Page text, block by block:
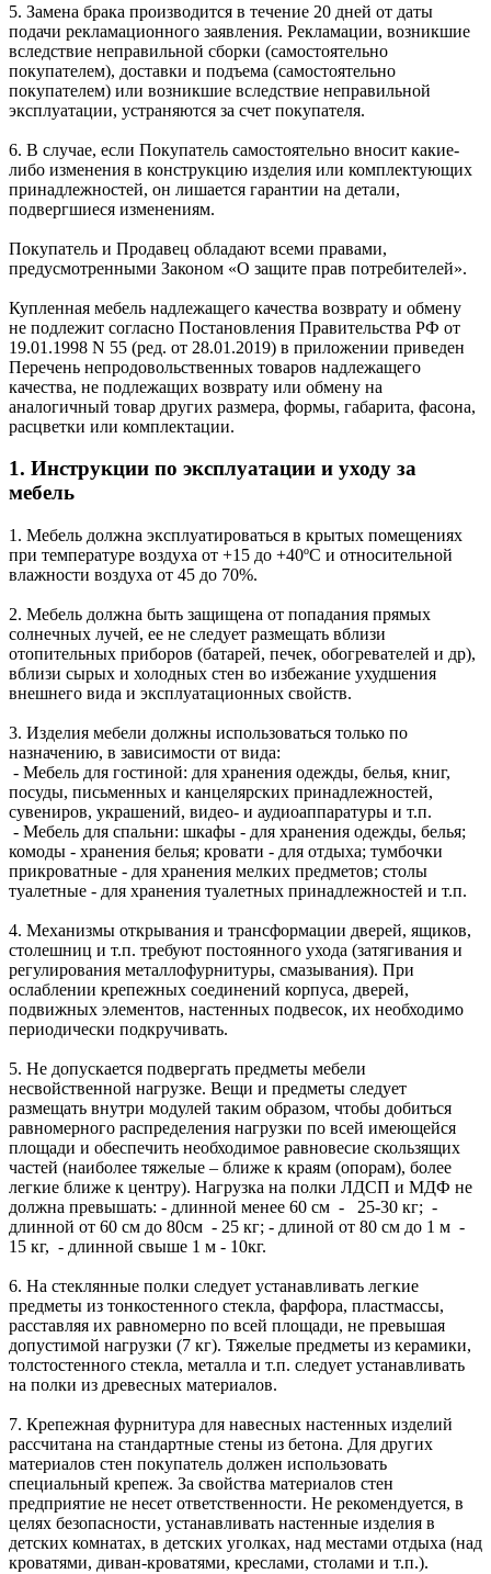
5. Замена брака производится в течение 20 дней от даты
подачи рекламационного заявления. Рекламации, возникшие
вследствие неправильной сборки (самостоятельно
покупателем), доставки и подъема (самостоятельно
покупателем) или возникшие вследствие неправильной
эксплуатации, устраняются за счет покупателя.
6. В случае, если Покупатель самостоятельно вносит какие-
либо изменения в конструкцию изделия или комплектующих
принадлежностей, он лишается гарантии на детали,
подвергшиеся изменениям.
Покупатель и Продавец обладают всеми правами,
предусмотренными Законом «О защите прав потребителей».
Купленная мебель надлежащего качества возврату и обмену
не подлежит согласно Постановления Правительства РФ от
19.01.1998 N 55 (ред. от 28.01.2019) в приложении приведен
Перечень непродовольственных товаров надлежащего
качества, не подлежащих возврату или обмену на
аналогичный товар других размера, формы, габарита, фасона,
расцветки или комплектации.
1. Инструкции по эксплуатации и уходу за
мебель
1. Мебель должна эксплуатироваться в крытых помещениях
при температуре воздуха от +15 до +40ºС и относительной
влажности воздуха от 45 до 70%.
2. Мебель должна быть защищена от попадания прямых
солнечных лучей, ее не следует размещать вблизи
отопительных приборов (батарей, печек, обогревателей и др),
вблизи сырых и холодных стен во избежание ухудшения
внешнего вида и эксплуатационных свойств.
3. Изделия мебели должны использоваться только по
назначению, в зависимости от вида:
- Мебель для гостиной: для хранения одежды, белья, книг,
посуды, письменных и канцелярских принадлежностей,
сувениров, украшений, видео- и аудиоаппаратуры и т.п.
- Мебель для спальни: шкафы - для хранения одежды, белья;
комоды - хранения белья; кровати - для отдыха; тумбочки
прикроватные - для хранения мелких предметов; столы
туалетные - для хранения туалетных принадлежностей и т.п.
4. Механизмы открывания и трансформации дверей, ящиков,
столешниц и т.п. требуют постоянного ухода (затягивания и
регулирования металлофурнитуры, смазывания). При
ослаблении крепежных соединений корпуса, дверей,
подвижных элементов, настенных подвесок, их необходимо
периодически подкручивать.
5. Не допускается подвергать предметы мебели
несвойственной нагрузке. Вещи и предметы следует
размещать внутри модулей таким образом, чтобы добиться
равномерного распределения нагрузки по всей имеющейся
площади и обеспечить необходимое равновесие скользящих
частей (наиболее тяжелые – ближе к краям (опорам), более
легкие ближе к центру). Нагрузка на полки ЛДСП и МДФ не
должна превышать: - длинной менее 60 см - 25-30 кг; -
длинной от 60 см до 80см - 25 кг; - длиной от 80 см до 1 м -
15 кг, - длинной свыше 1 м - 10кг.
6. На стеклянные полки следует устанавливать легкие
предметы из тонкостенного стекла, фарфора, пластмассы,
расставляя их равномерно по всей площади, не превышая
допустимой нагрузки (7 кг). Тяжелые предметы из керамики,
толстостенного стекла, металла и т.п. следует устанавливать
на полки из древесных материалов.
7. Крепежная фурнитура для навесных настенных изделий
рассчитана на стандартные стены из бетона. Для других
материалов стен покупатель должен использовать
специальный крепеж. За свойства материалов стен
предприятие не несет ответственности. Не рекомендуется, в
целях безопасности, устанавливать настенные изделия в
детских комнатах, в детских уголках, над местами отдыха (над
кроватями, диван-кроватями, креслами, столами и т.п.).